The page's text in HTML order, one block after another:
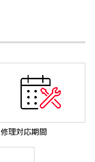
修理対応期間